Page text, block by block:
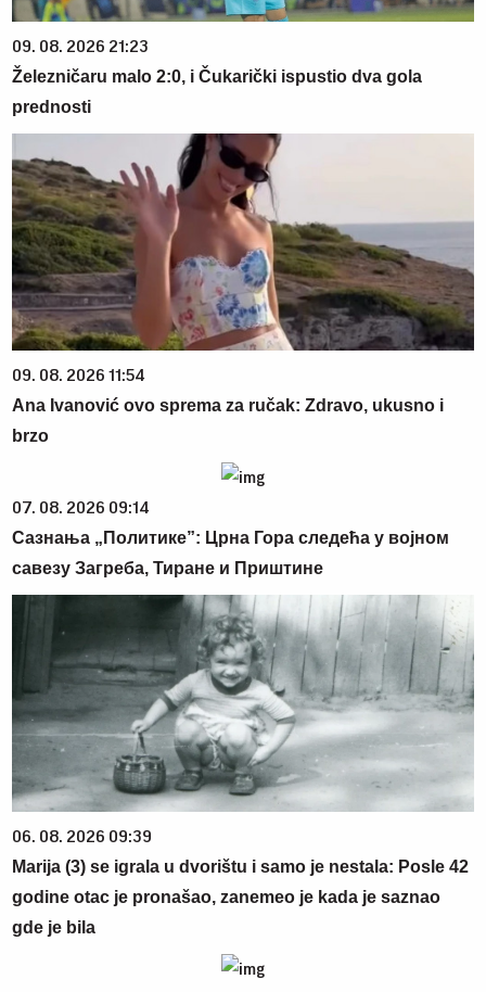
09. 08. 2026 21:23
Železničaru malo 2:0, i Čukarički ispustio dva gola
prednosti
09. 08. 2026 11:54
Ana Ivanović ovo sprema za ručak: Zdravo, ukusno i
brzo
07. 08. 2026 09:14
Сазнања „Политике”: Црна Гора следећа у војном
савезу Загреба, Тиране и Приштине
06. 08. 2026 09:39
Marija (3) se igrala u dvorištu i samo je nestala: Posle 42
godine otac je pronašao, zanemeo je kada je saznao
gde je bila